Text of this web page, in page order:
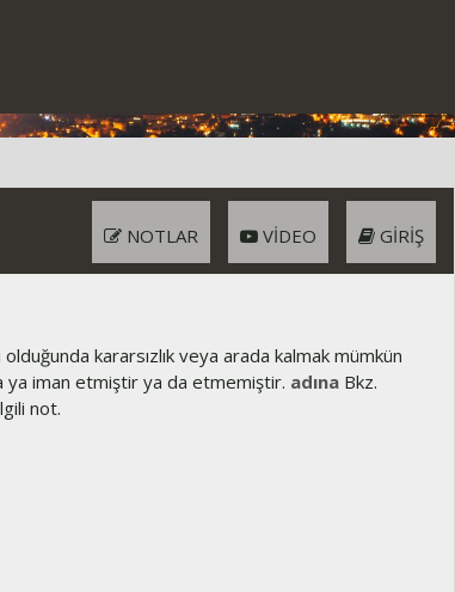
GIRIŞ
VIDEO
NOTLAR
kararsızlık veya arada kalmak mümkün
ya iman etmiştir ya da etmemiştir. adına Bkz.
not.